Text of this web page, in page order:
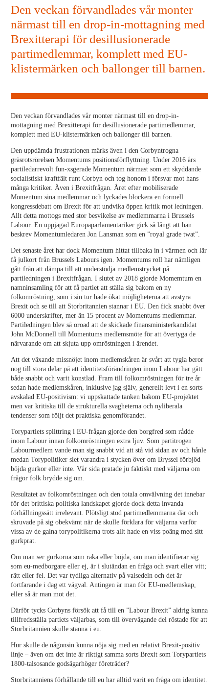
Den veckan förvandlades vår monter
närmast till en drop-in-mottagning med
Brexitterapi för desillusionerade
partimedlemmar, komplett med EU-
klistermärken och ballonger till barnen.
Den veckan förvandlades vår monter närmast till en drop-in-
mottagning med Brexitterapi för desillusionerade partimedlemmar,
komplett med EU-klistermärken och ballonger till barnen.
Den uppdämda frustrationen märks även i den Corbyntrogna
gräsrotsrörelsen Momentums positionsförflyttning. Under 2016 års
partiledarrevolt fun-xsgerade Momentum närmast som ett skyddande
socialistiskt kraftfält runt Corbyn och tog honom i försvar mot hans
många kritiker. Även i Brexitfrågan. Året efter mobiliserade
Momentum sina medlemmar och lyckades blockera en formell
kongressdebatt om Brexit för att undvika öppen kritik mot ledningen.
Allt detta mottogs med stor besvikelse av medlemmarna i Brussels
Labour. En uppjagad Europaparlamentariker gick så långt att han
beskrev Momentumledaren Jon Lansman som en ”royal grade twat”.
Det senaste året har dock Momentum hittat tillbaka in i värmen och lär
få julkort från Brussels Labours igen. Momentums roll har nämligen
gått från att dämpa till att understödja medlemstrycket på
partiledningen i Brexitfrågan. I slutet av 2018 gjorde Momemtum en
namninsamling för att få partiet att ställa sig bakom en ny
folkomröstning, som i sin tur hade ökat möjligheterna att avstyra
Brexit och se till att Storbritannien stannar i EU. Den fick snabbt över
6000 underskrifter, mer än 15 procent av Momentums medlemmar.
Partiledningen blev så oroad att de skickade finansministerkandidat
John McDonnell till Momentums medlemsmöte för att övertyga de
närvarande om att skjuta upp omröstningen i ärendet.
Att det växande missnöjet inom medlemskåren är svårt att tygla beror
nog till stora delar på att identitetsförändringen inom Labour har gått
både snabbt och varit konstlad. Fram till folkomröstningen för tre år
sedan hade medlemskåren, inklusive jag själv, generellt levt i en sorts
avskalad EU-positivism: vi uppskattade tanken bakom EU-projektet
men var kritiska till de strukturella svagheterna och nyliberala
tendenser som följt det praktiska genomförandet.
Torypartiets splittring i EU-frågan gjorde den borgfred som rådde
inom Labour innan folkomröstningen extra ljuv. Som partitrogen
Labourmedlem vande man sig snabbt vid att stå vid sidan av och hånle
medan Torypolitiker slet varandra i stycken över om Bryssel förbjöd
böjda gurkor eller inte. Vår sida pratade ju faktiskt med väljarna om
frågor folk brydde sig om.
Resultatet av folkomröstningen och den totala omvälvning det innebar
för det brittiska politiska landskapet gjorde dock detta invanda
förhållningssätt irrelevant. Plötsligt stod partimedlemmarna där och
skruvade på sig obekvämt när de skulle förklara för väljarna varför
vissa av de galna torypolitikerna trots allt hade en viss poäng med sitt
gurkprat.
Om man ser gurkorna som raka eller böjda, om man identifierar sig
som eu-medborgare eller ej, är i slutändan en fråga och svart eller vitt;
rätt eller fel. Det var tydliga alternativ på valsedeln och det är
fortfarande i dag ett vägval. Antingen är man för EU-medlemskap,
eller så är man mot det.
Därför tycks Corbyns försök att få till en ”Labour Brexit” aldrig kunna
tillfredsställa partiets väljarbas, som till övervägande del röstade för att
Storbritannien skulle stanna i eu.
Hur skulle de någonsin kunna nöja sig med en relativt Brexit-positiv
linje – även om det inte är riktigt samma sorts Brexit som Torypartiets
1800-talsosande godsägarhöger företräder?
Storbritanniens förhållande till eu har alltid varit en fråga om identitet.